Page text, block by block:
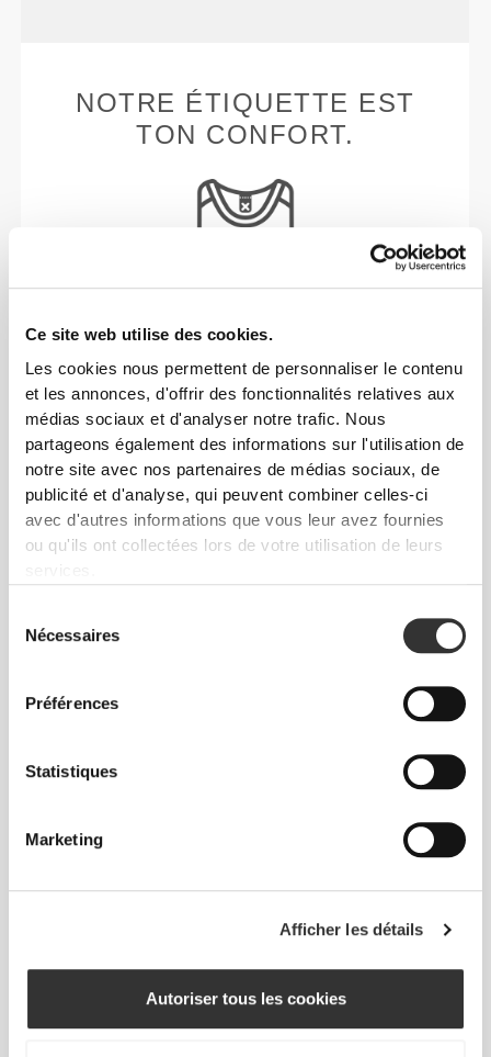
Ce site web utilise des cookies.
Les cookies nous permettent de personnaliser le contenu
et les annonces, d'offrir des fonctionnalités relatives aux
médias sociaux et d'analyser notre trafic. Nous
partageons également des informations sur l'utilisation de
notre site avec nos partenaires de médias sociaux, de
publicité et d'analyse, qui peuvent combiner celles-ci
avec d'autres informations que vous leur avez fournies
ou qu'ils ont collectées lors de votre utilisation de leurs
Nécessaires
Préférences
Statistiques
Marketing
Afficher les détails
Autoriser tous les cookies
NOTRE ÉTIQUETTE EST
TON CONFORT.
avons opté pour une approche qui laisse une réelle
empreinte sur nos vêtements : le sans coutures !
L'absence d'étiquettes cousues vient renforcer la
sensation de confort en évitant les frottements
contre la peau.
CONSEILS POUR LES TAILLES
Près du corps
À chaque mouvement que tu feras, ton
corps suivra. Cet ajustement plus serré
rehausse ta silhouette.